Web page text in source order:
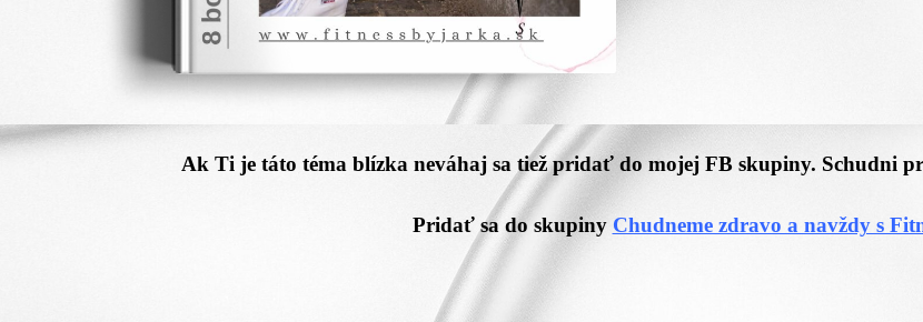
Ak Ti je táto téma blízka neváhaj sa tiež pridať do mojej FB skupiny. Schudni
Pridať sa do skupiny Chudneme zdravo a navždy s